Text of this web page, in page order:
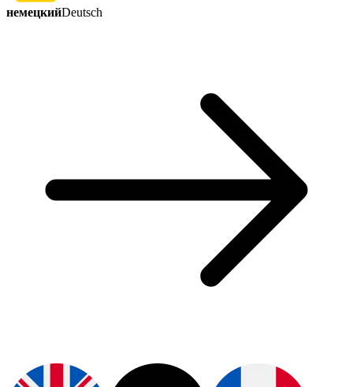
немецкийDeutsch